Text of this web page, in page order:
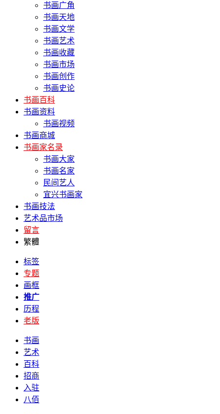
书画广角
书画天地
书画文学
书画艺术
书画收藏
书画市场
书画创作
书画史论
书画百科
书画资料
书画视频
书画商城
书画家名录
书画大家
书画名家
民间艺人
宜兴书画家
书画技法
艺术品市场
留言
繁體
标签
专题
画框
推广
历程
老版
书画
艺术
百科
招商
入驻
八佰